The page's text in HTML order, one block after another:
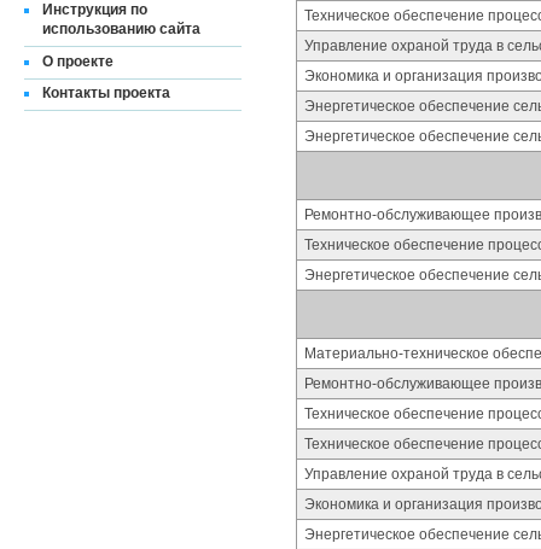
Инструкция по
использованию сайта
О проекте
Контакты проекта
Техническое обеспечение
Управление охраной труда в
Экономика и организация
Энергетическое обеспечение
Энергетическое обеспечение
Ремонтно-обслуживающее
Техническое обеспечение
Энергетическое обеспечение
Материально-техническое
Ремонтно-обслуживающее
Техническое обеспечение
Техническое обеспечение
Управление охраной труда в
Экономика и организация
Энергетическое обеспечение